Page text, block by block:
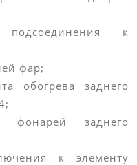
к
фар;
обогрева заднего
заднего
к элементу